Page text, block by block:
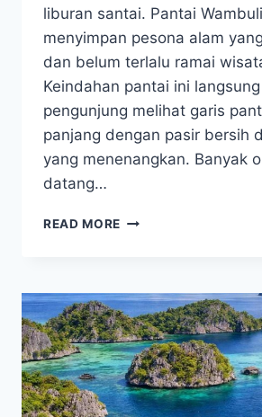
liburan santai. Pantai
menyimpan pesona alam
dan belum terlalu ramai
Keindahan pantai ini
pengunjung melihat garis
panjang dengan pasir bersih
yang menenangkan. Banyak
datang…
READ MORE PANTAI
YANG
BIKIN
BETAH
BERLAMA-
LAMA